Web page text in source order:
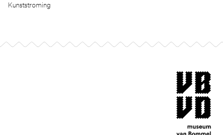
Kunststroming
museum van